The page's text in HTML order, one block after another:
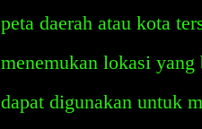
peta daerah atau kota
menemukan lokasi
dapat digunakan untuk